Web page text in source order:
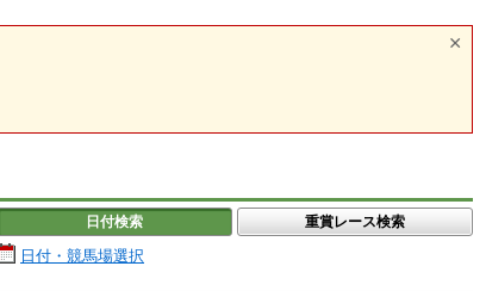
日付検索 重賞レース検索
日付・競馬場選択